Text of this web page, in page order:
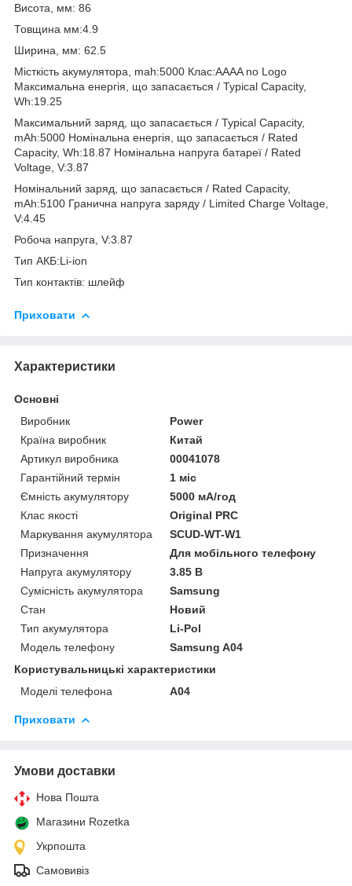
Висота, мм: 86
Товщина мм:4.9
Ширина, мм: 62.5
Місткість акумулятора, mah:5000 Клас:AAAA no Logo
Максимальна енергія, що запасається / Typical Capacity,
Wh:19.25
Максимальний заряд, що запасається / Typical Capacity,
mAh:5000 Номінальна енергія, що запасається / Rated
Capacity, Wh:18.87 Номінальна напруга батареї / Rated
Voltage, V:3.87
Номінальний заряд, що запасається / Rated Capacity,
mAh:5100 Гранична напруга заряду / Limited Charge Voltage,
V:4.45
Робоча напруга, V:3.87
Тип АКБ:Li-ion
Тип контактів: шлейф
Приховати
Характеристики
Основні
Виробник
Power
Країна виробник
Китай
Артикул виробника
00041078
Гарантійний термін
1 міс
Ємність акумулятору
5000 мА/год
Клас якості
Original PRC
Маркування акумулятора
SCUD-WT-W1
Призначення
Для мобільного телефону
Напруга акумулятору
3.85 В
Сумісність акумулятора
Samsung
Стан
Новий
Тип акумулятора
Li-Pol
Модель телефону
Samsung A04
Користувальницькі характеристики
Моделі телефона
A04
Приховати
Умови доставки
Нова Пошта
Магазини Rozetka
Укрпошта
Самовивіз